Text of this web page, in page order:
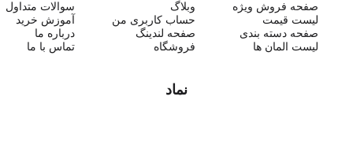
صفحه فروش ویژه
لیست قیمت
صفحه دسته بندی
لیست المان ها
وبلاگ
حساب کاربری من
صفحه لندینگ
فروشگاه
سوالات متداول
آموزش خرید
درباره ما
تماس با ما
نماد